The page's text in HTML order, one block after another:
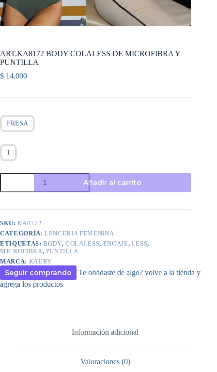
ART.KA8172 BODY COLALESS DE MICROFIBRA Y
PUNTILLA
$ 14.000
FRESA
1
ART.KA8172
COLALESS
MICROFIBRA
PUNTILLA
cantidad
Añadir al carrito
SKU:KA8172
CATEGORÍA:LENCERIA FEMENINA
ETIQUETAS:BODY,COLALESS, ENCAJE, LESS,
MICROFIBRA, PUNTILLA
MARCA: KAURY
Seguir comprando
Te olvidaste de algo? volve a la tienda y
agrega los productos
Información adicional
Valoraciones (0)